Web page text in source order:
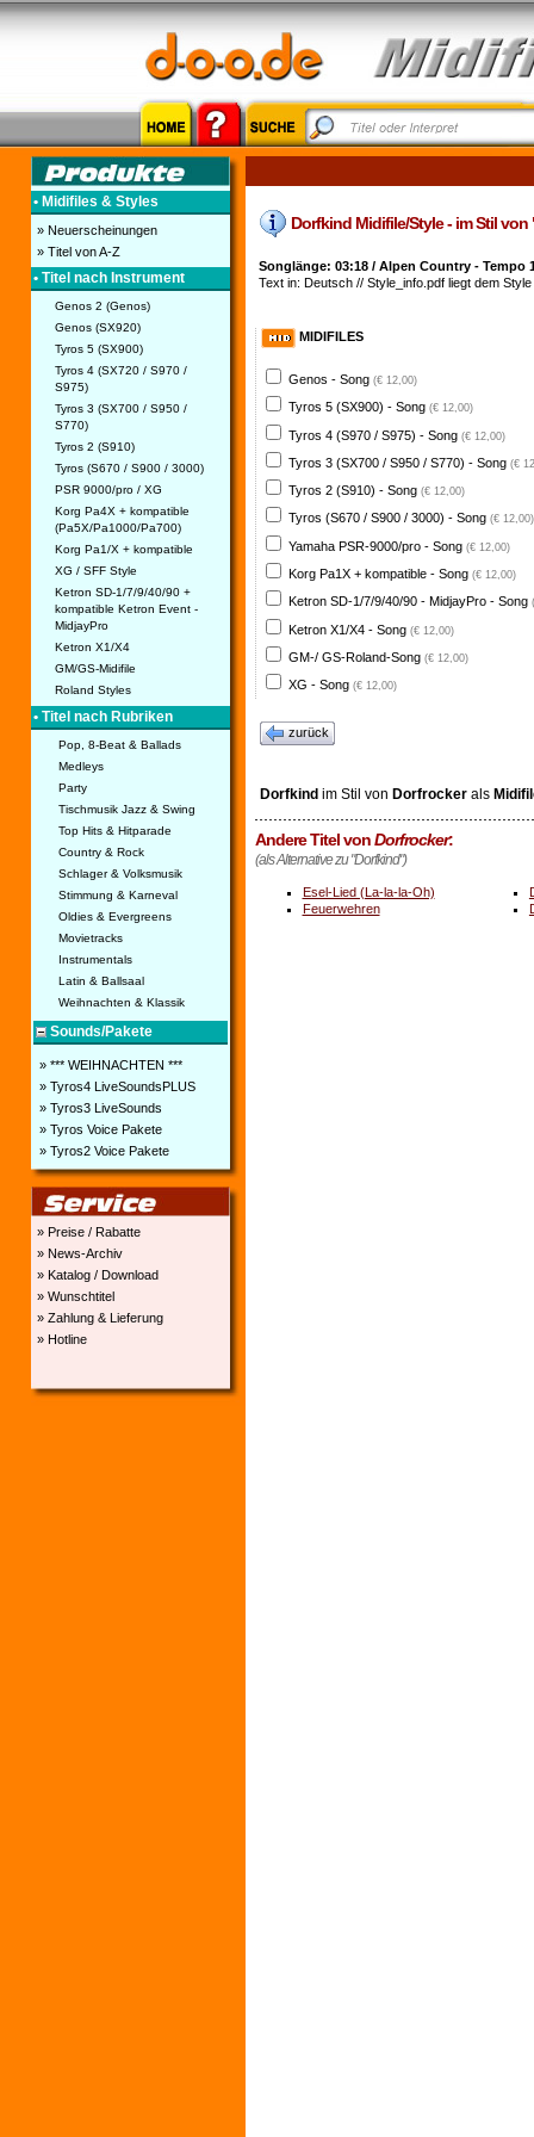
• Midifiles & Styles
» Neuerscheinungen
» Titel von A-Z
• Titel nach Instrument
Genos 2 (Genos)
Genos (SX920)
Tyros 5 (SX900)
Tyros 4 (SX720 / S970 /
S975)
Tyros 3 (SX700 / S950 /
S770)
Tyros 2 (S910)
Tyros (S670 / S900 / 3000)
PSR 9000/pro / XG
Korg Pa4X + kompatible
(Pa5X/Pa1000/Pa700)
Korg Pa1/X + kompatible
XG / SFF Style
Ketron SD-1/7/9/40/90 +
kompatible Ketron Event -
MidjayPro
Ketron X1/X4
GM/GS-Midifile
Roland Styles
• Titel nach Rubriken
Pop, 8-Beat & Ballads
Medleys
Party
Tischmusik Jazz & Swing
Top Hits & Hitparade
Country & Rock
Schlager & Volksmusik
Stimmung & Karneval
Oldies & Evergreens
Movietracks
Instrumentals
Latin & Ballsaal
Weihnachten & Klassik
Sounds/Pakete
» *** WEIHNACHTEN ***
» Tyros4 LiveSoundsPLUS
» Tyros3 LiveSounds
» Tyros Voice Pakete
» Tyros2 Voice Pakete
» Preise / Rabatte
» News-Archiv
» Katalog / Download
» Wunschtitel
» Zahlung & Lieferung
» Hotline
Dorfkind Midifile/Style - im Stil
Songlänge: 03:18 / Alpen Country - Tempo
Text in: Deutsch // Style_info.pdf liegt dem Style
MIDIFILES
Genos - Song (€ 12,00)
Tyros 5 (SX900) - Song (€ 12,00)
Tyros 4 (S970 / S975) - Song (€ 12,00)
Tyros 3 (SX700 / S950 / S770) - Song (€
Tyros 2 (S910) - Song (€ 12,00)
Tyros (S670 / S900 / 3000) - Song (€ 12,00)
Yamaha PSR-9000/pro - Song (€ 12,00)
Korg Pa1X + kompatible - Song (€ 12,00)
Ketron SD-1/7/9/40/90 - MidjayPro - Song
Ketron X1/X4 - Song (€ 12,00)
GM-/ GS-Roland-Song (€ 12,00)
XG - Song (€ 12,00)
zurück
Dorfkind im Stil von Dorfrockerals
Andere Titel vonDorfrocker:
(als Alternative zu "Dorfkind")
Esel-Lied (La-la-la-Oh)
Feuerwehren